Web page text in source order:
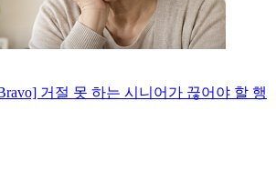
거절 못 하는 시니어가 끊어야 할 행